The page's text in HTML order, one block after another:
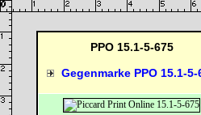
PPO 15.1-5-675
Gegenmarke PPO 15.1-5-